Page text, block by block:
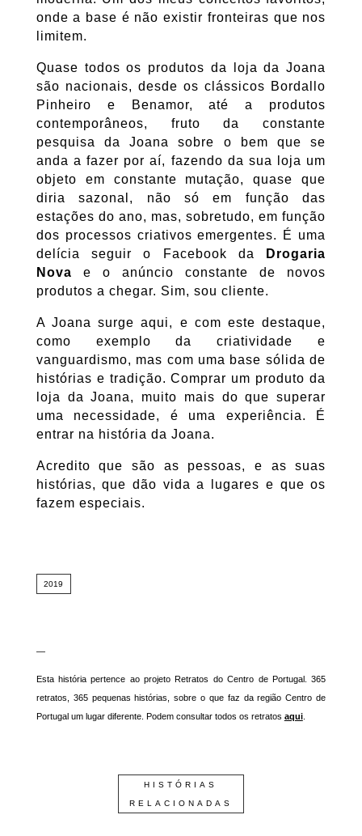
onde a base é não existir fronteiras que nos
limitem.
Quase todos os produtos da loja da Joana
são nacionais, desde os clássicos Bordallo
Pinheiro e Benamor, até a produtos
contemporâneos, fruto da constante
pesquisa da Joana sobre o bem que se
anda a fazer por aí, fazendo da sua loja um
objeto em constante mutação, quase que
diria sazonal, não só em função das
estações do ano, mas, sobretudo, em função
dos processos criativos emergentes. É uma
delícia seguir o Facebook da
Drogaria
Nova e o anúncio constante de novos
produtos a chegar. Sim, sou cliente.
A Joana surge aqui, e com este destaque,
como exemplo da criatividade e
vanguardismo, mas com uma base sólida de
histórias e tradição. Comprar um produto da
loja da Joana, muito mais do que superar
uma necessidade, é uma experiência. É
entrar na história da Joana.
Acredito que são as pessoas, e as suas
histórias, que dão vida a lugares e que os
fazem especiais.
2019
—
Esta história pertence ao projeto Retratos do Centro de Portugal. 365
retratos, 365 pequenas histórias, sobre o que faz da região Centro de
Portugal um lugar diferente. Podem consultar todos os retratos aqui.
HISTÓRIAS
RELACIONADAS